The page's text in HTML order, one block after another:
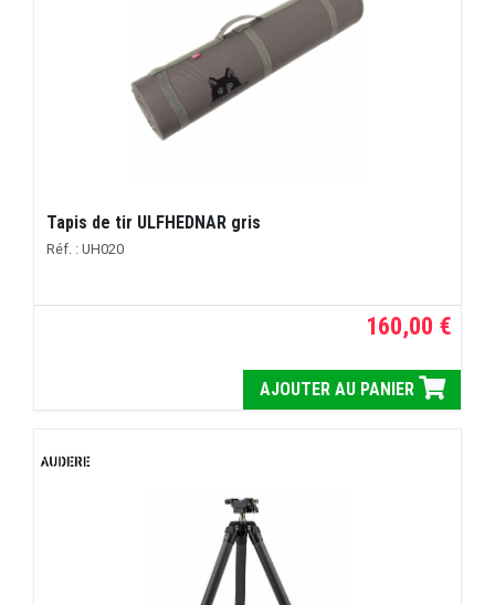
Tapis de tir ULFHEDNAR gris
Réf. : UH020
160,00 €
AJOUTER AU PANIER